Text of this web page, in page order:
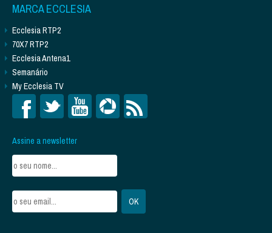
MARCA ECCLESIA
Ecclesia RTP2
70X7 RTP2
Ecclesia Antena1
Semanário
My Ecclesia TV
Assine a newsletter